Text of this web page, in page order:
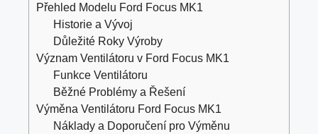
Přehled Modelu Ford Focus MK1
Historie a Vývoj
Důležité Roky Výroby
Význam Ventilátoru v Ford Focus MK1
Funkce Ventilátoru
Běžné Problémy a Řešení
Výměna Ventilátoru Ford Focus MK1
Náklady a Doporučení pro Výměnu